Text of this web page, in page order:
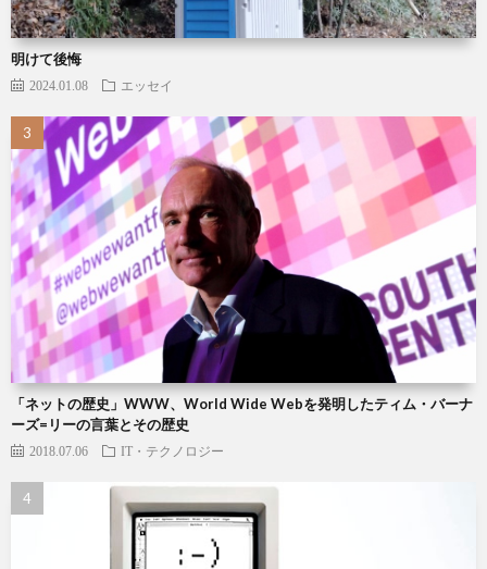
明けて後悔
2024.01.08 エッセイ
「ネットの歴史」WWW、World Wide Webを発明したティム・バーナ
ーズ=リーの言葉とその歴史
2018.07.06 IT・テクノロジー